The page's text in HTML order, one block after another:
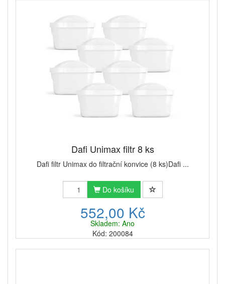
Dafi Unimax filtr 8 ks
Dafi filtr Unimax do filtrační konvice (8 ks)Dafi ...
Do košíku
552,00 Kč
Skladem: Ano
Kód: 200084